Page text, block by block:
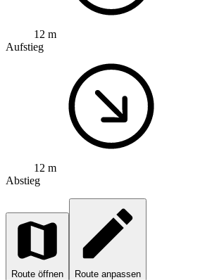
12 m
Aufstieg
12 m
Abstieg
Route öffnen Route anpassen